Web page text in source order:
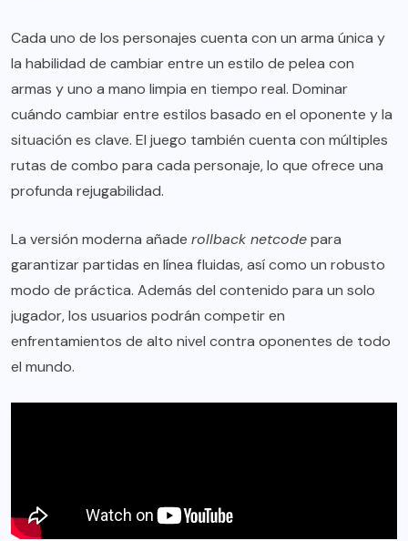
Cada uno de los personajes cuenta con un arma única y
la habilidad de cambiar entre un estilo de pelea con
armas y uno a mano limpia en tiempo real. Dominar
cuándo cambiar entre estilos basado en el oponente y la
situación es clave. El juego también cuenta con múltiples
rutas de combo para cada personaje, lo que ofrece una
profunda rejugabilidad.
La versión moderna añade rollback netcodepara
garantizar partidas en línea fluidas, así como un robusto
modo de práctica. Además del contenido para un solo
jugador, los usuarios podrán competir en
enfrentamientos de alto nivel contra oponentes de todo
el mundo.